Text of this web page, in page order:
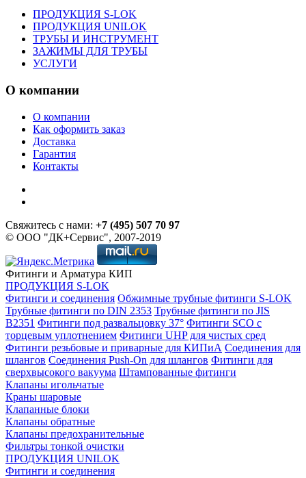
ПРОДУКЦИЯ S-LOK
ПРОДУКЦИЯ UNILOK
ТРУБЫ И ИНСТРУМЕНТ
ЗАЖИМЫ ДЛЯ ТРУБЫ
УСЛУГИ
О компании
О компании
Как оформить заказ
Доставка
Гарантия
Контакты
Свяжитесь с нами: +7 (495) 507 70 97
© ООО "ДК+Сервис", 2007-2019
Фитинги и Арматура КИП
ПРОДУКЦИЯ S-LOK
Фитинги и соединения Обжимные трубные фитинги S-LOK
Трубные фитинги по DIN 2353 Трубные фитинги по JIS
B2351 Фитинги под развальцовку 37° Фитинги SCO с
торцевым уплотнением Фитинги UHP для чистых сред
Фитинги резьбовые и приварные для КИПиА Соединения для
шлангов Соединения Push-On для шлангов Фитинги для
сверхвысокого вакуума Штампованные фитинги
Клапаны игольчатые
Краны шаровые
Клапанные блоки
Клапаны обратные
Клапаны предохранительные
Фильтры тонкой очистки
ПРОДУКЦИЯ UNILOK
Фитинги и соединения